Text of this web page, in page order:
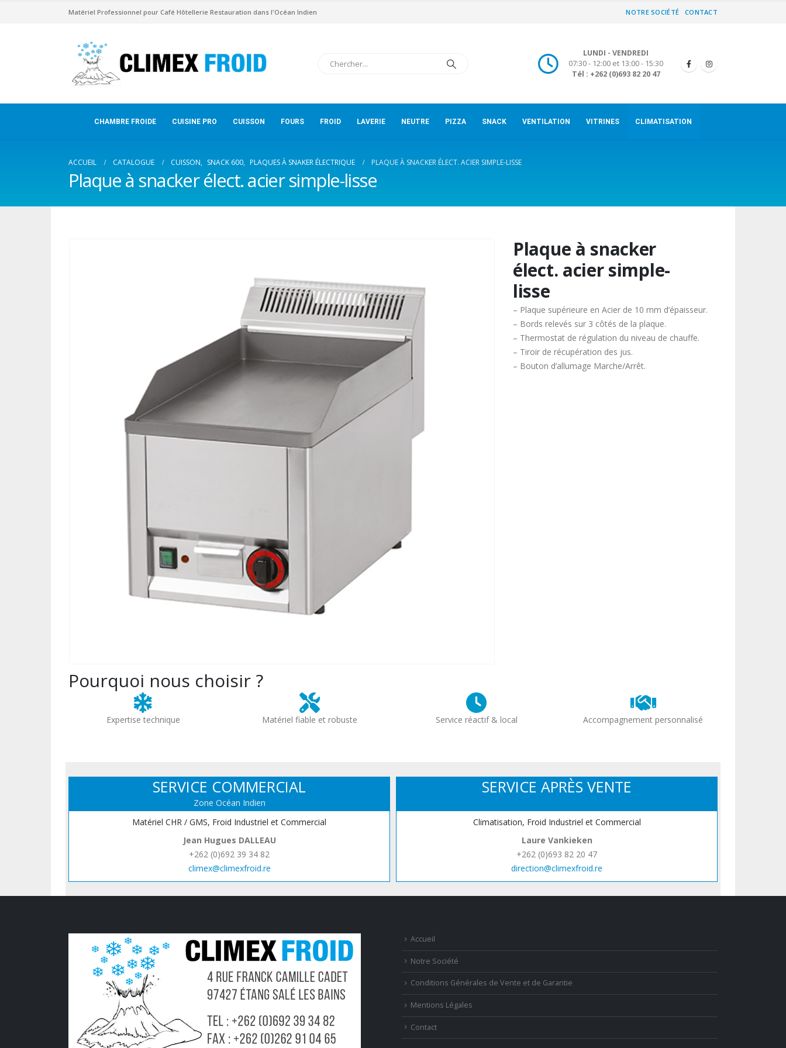
Matériel Professionnel pour Café Hôtellerie Restauration dans l'Océan Indien NOTRE SOCIÉTÉ CONTACT
LUNDI - VENDREDI
07:30 - 12:00 et 13:00 - 15:30
Tél : +262 (0)693 82 20 47
CHAMBRE FROIDE CUISINE PRO CUISSON FOURS FROID LAVERIE NEUTRE PIZZA SNACK VENTILATION VITRINES CLIMATISATION
ACCUEIL CATALOGUE CUISSON, SNACK 600, PLAQUES À SNAKER ÉLECTRIQUE PLAQUE À SNACKER ÉLECT. ACIER SIMPLE-LISSE
Plaque à snacker élect. acier simple-lisse
Plaque à snacker
élect. acier simple-
lisse
– Plaque supérieure en Acier de 10 mm d’épaisseur.
– Bords relevés sur 3 côtés de la plaque.
– Thermostat de régulation du niveau de chauffe.
– Tiroir de récupération des jus.
– Bouton d’allumage Marche/Arrêt.
Pourquoi nous choisir ?
Expertise technique Matériel fiable et robuste Service réactif & local Accompagnement personnalisé
SERVICE COMMERCIAL
Zone Océan Indien
Matériel CHR / GMS, Froid Industriel et Commercial
Jean Hugues DALLEAU
+262 (0)692 39 34 82
climex@climexfroid.re
SERVICE APRÈS VENTE
Climatisation, Froid Industriel et Commercial
Laure Vankieken
+262 (0)693 82 20 47
direction@climexfroid.re
Accueil
Notre Société
Conditions Générales de Vente et de Garantie
Mentions Légales
Contact